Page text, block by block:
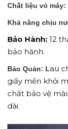
Chất liệu vỏ máy:
Khả năng chịu
Bảo Hành: 12
bảo hành.
Bảo Quản: Lau
giấy mền khỏi
chất bảo vệ
dài.